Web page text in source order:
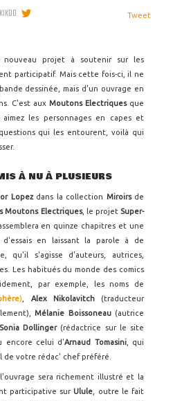
Tweet
nouveau projet à soutenir sur les
participatif. Mais cette fois-ci, il ne
dessinée, mais d'un ouvrage en
C'est aux Moutons Electriques que
les personnages en capes et
qui les entourent, voilà qui
À NU À PLUSIEURS
Lopez dans la collection Miroirs de
Moutons Electriques, le projet Super-
en quinze chapitres et une
en laissant la parole à de
qu'il s'agisse d'auteurs, autrices,
Les habitués du monde des comics
par exemple, les noms de
) Alex Nikolavitch (traducteur
Mélanie Boissoneau (autrice
Sonia Dollinger (rédactrice sur le site
encore celui d'Arnaud Tomasini, qui
de votre rédac' chef préféré.
sera richement illustré et la
participative surUlule , outre le fait